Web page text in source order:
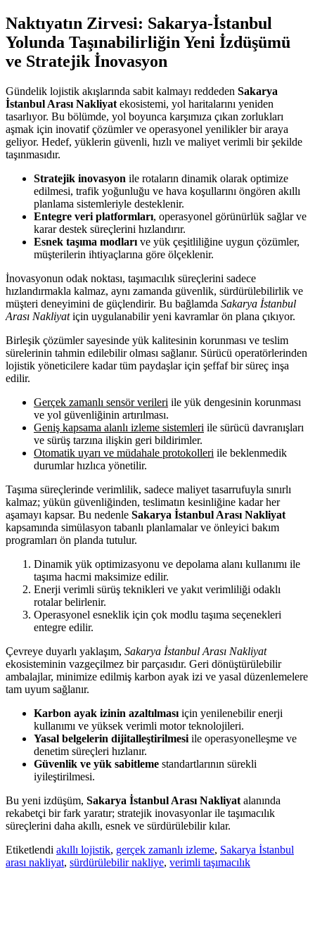
Naktıyatın Zirvesi: Sakarya-İstanbul
Yolunda Taşınabilirliğin Yeni İzdüşümü
ve Stratejik İnovasyon
Gündelik lojistik akışlarında sabit kalmayı reddeden Sakarya
İstanbul Arası Nakliyat ekosistemi, yol haritalarını yeniden
tasarlıyor. Bu bölümde, yol boyunca karşımıza çıkan zorlukları
aşmak için inovatif çözümler ve operasyonel yenilikler bir araya
geliyor. Hedef, yüklerin güvenli, hızlı ve maliyet verimli bir şekilde
taşınmasıdır.
Stratejik inovasyon ile rotaların dinamik olarak optimize
edilmesi, trafik yoğunluğu ve hava koşullarını öngören akıllı
planlama sistemleriyle desteklenir.
Entegre veri platformları, operasyonel görünürlük sağlar ve
karar destek süreçlerini hızlandırır.
Esnek taşıma modları ve yük çeşitliliğine uygun çözümler,
müşterilerin ihtiyaçlarına göre ölçeklenir.
İnovasyonun odak noktası, taşımacılık süreçlerini sadece
hızlandırmakla kalmaz, aynı zamanda güvenlik, sürdürülebilirlik ve
müşteri deneyimini de güçlendirir. Bu bağlamda Sakarya İstanbul
Arası Nakliyatiçin uygulanabilir yeni kavramlar ön plana çıkıyor.
Birleşik çözümler sayesinde yük kalitesinin korunması ve teslim
sürelerinin tahmin edilebilir olması sağlanır. Sürücü operatörlerinden
lojistik yöneticilere kadar tüm paydaşlar için şeffaf bir süreç inşa
edilir.
Gerçek zamanlı sensör verileri ile yük dengesinin korunması
ve yol güvenliğinin artırılması.
Geniş kapsama alanlı izleme sistemleri ile sürücü davranışları
ve sürüş tarzına ilişkin geri bildirimler.
Otomatik uyarı ve müdahale protokolleri ile beklenmedik
durumlar hızlıca yönetilir.
Taşıma süreçlerinde verimlilik, sadece maliyet tasarrufuyla sınırlı
kalmaz; yükün güvenliğinden, teslimatın kesinliğine kadar her
aşamayı kapsar. Bu nedenle Sakarya İstanbul Arası Nakliyat
kapsamında simülasyon tabanlı planlamalar ve önleyici bakım
programları ön planda tutulur.
Dinamik yük optimizasyonu ve depolama alanı kullanımı ile
taşıma hacmi maksimize edilir.
Enerji verimli sürüş teknikleri ve yakıt verimliliği odaklı
rotalar belirlenir.
Operasyonel esneklik için çok modlu taşıma seçenekleri
entegre edilir.
Çevreye duyarlı yaklaşım, Sakarya İstanbul Arası Nakliyat
ekosisteminin vazgeçilmez bir parçasıdır. Geri dönüştürülebilir
ambalajlar, minimize edilmiş karbon ayak izi ve yasal düzenlemelere
tam uyum sağlanır.
Karbon ayak izinin azaltılması için yenilenebilir enerji
kullanımı ve yüksek verimli motor teknolojileri.
Yasal belgelerin dijitalleştirilmesi ile operasyonelleşme ve
denetim süreçleri hızlanır.
Güvenlik ve yük sabitleme standartlarının sürekli
iyileştirilmesi.
Bu yeni izdüşüm, Sakarya İstanbul Arası Nakliyat alanında
rekabetçi bir fark yaratır; stratejik inovasyonlar ile taşımacılık
süreçlerini daha akıllı, esnek ve sürdürülebilir kılar.
Etiketlendi akıllı lojistik, gerçek zamanlı izleme, Sakarya İstanbul
arası nakliyat, sürdürülebilir nakliye, verimli taşımacılık